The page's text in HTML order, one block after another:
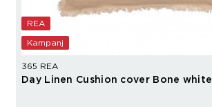
REA
Kampanj
365 REA
Day Linen Cushion cover Bone white